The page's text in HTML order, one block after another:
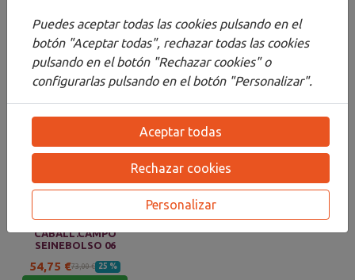
Productos sugeridos
CABALL.CAMPO
SEINEBOLSO 06
54,75 €73,00 € 25 %
Puedes aceptar todas las cookies pulsando en el
botón "Aceptar todas", rechazar todas las cookies
pulsando en el botón "Rechazar cookies" o
configurarlas pulsando en el botón "Personalizar".
Aceptar todas
Rechazar cookies
Personalizar